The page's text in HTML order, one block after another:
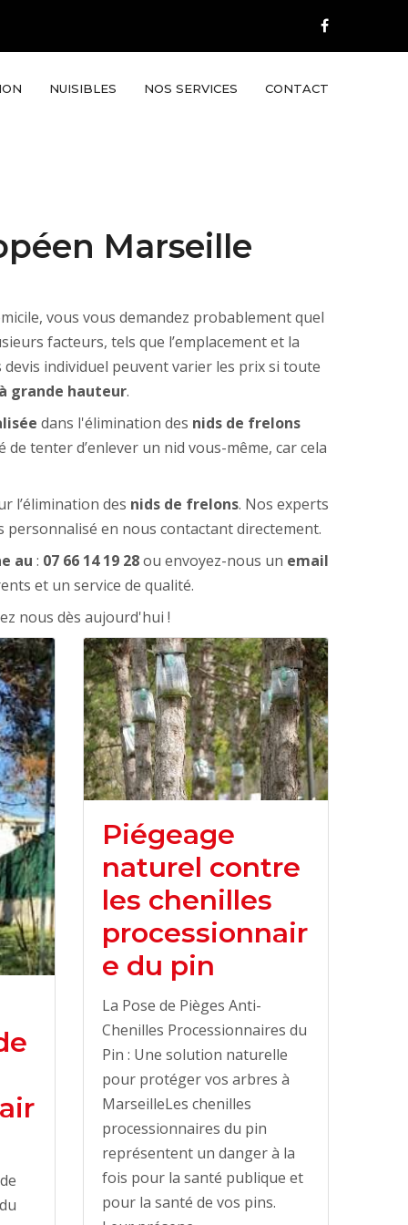
NUISIBLES NOS SERVICES CONTACT
Marseille
vous vous demandez probablement quel
facteurs, tels que l’emplacement et la
individuel peuvent varier les prix si toute
grande hauteur.
dans l'élimination des nids de frelons
tenter d’enlever un nid vous-même, car cela
l’élimination des nids de frelons. Nos experts
en nous contactant directement.
au : 07 66 14 19 28ou envoyez-nous un email
et un service de qualité.
nous dès aujourd'hui !
Piégeage
naturel contre
les chenilles
processionnair
e du pin
La Pose de Pièges Anti-
Chenilles Processionnaires du
Pin : Une solution naturelle
pour protéger vos arbres à
MarseilleLes chenilles
processionnaires du pin
représentent un danger à la
fois pour la santé publique et
pour la santé de vos pins.